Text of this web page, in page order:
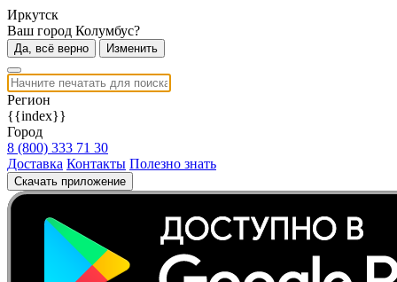
Иркутск
Ваш город Колумбус?
Да, всё верно Изменить
Регион
{{index}}
Город
8 (800) 333 71 30
Доставка Контакты Полезно знать
Скачать приложение